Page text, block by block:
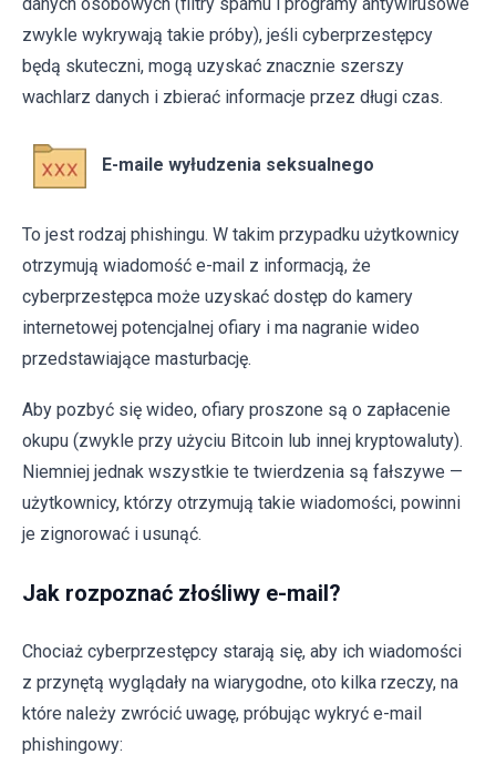
zwykle wykrywają takie próby), jeśli cyberprzestępcy
będą skuteczni, mogą uzyskać znacznie szerszy
wachlarz danych i zbierać informacje przez długi czas.
E-maile wyłudzenia seksualnego
To jest rodzaj phishingu. W takim przypadku użytkownicy
otrzymują wiadomość e-mail z informacją, że
cyberprzestępca może uzyskać dostęp do kamery
internetowej potencjalnej ofiary i ma nagranie wideo
przedstawiające masturbację.
Aby pozbyć się wideo, ofiary proszone są o zapłacenie
okupu (zwykle przy użyciu Bitcoin lub innej kryptowaluty).
Niemniej jednak wszystkie te twierdzenia są fałszywe —
użytkownicy, którzy otrzymują takie wiadomości, powinni
je zignorować i usunąć.
Jak rozpoznać złośliwy e-mail?
Chociaż cyberprzestępcy starają się, aby ich wiadomości
z przynętą wyglądały na wiarygodne, oto kilka rzeczy, na
które należy zwrócić uwagę, próbując wykryć e-mail
phishingowy: